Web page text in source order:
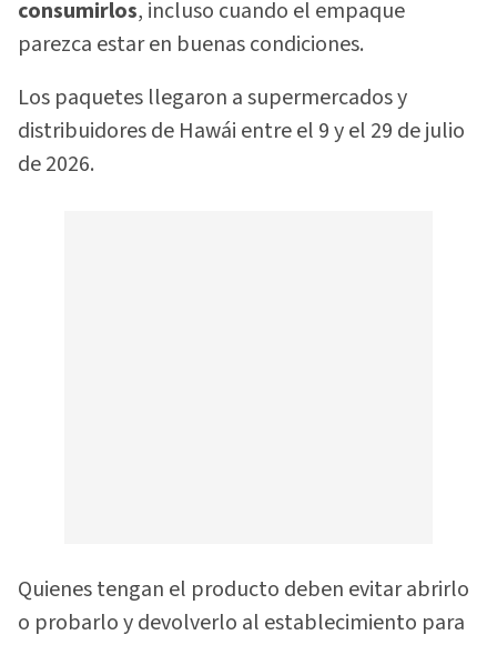
consumirlos, incluso cuando el empaque
parezca estar en buenas condiciones.
Los paquetes llegaron a supermercados y
distribuidores de Hawái entre el 9 y el 29 de julio
de 2026.
Quienes tengan el producto deben evitar abrirlo
o probarlo y devolverlo al establecimiento para